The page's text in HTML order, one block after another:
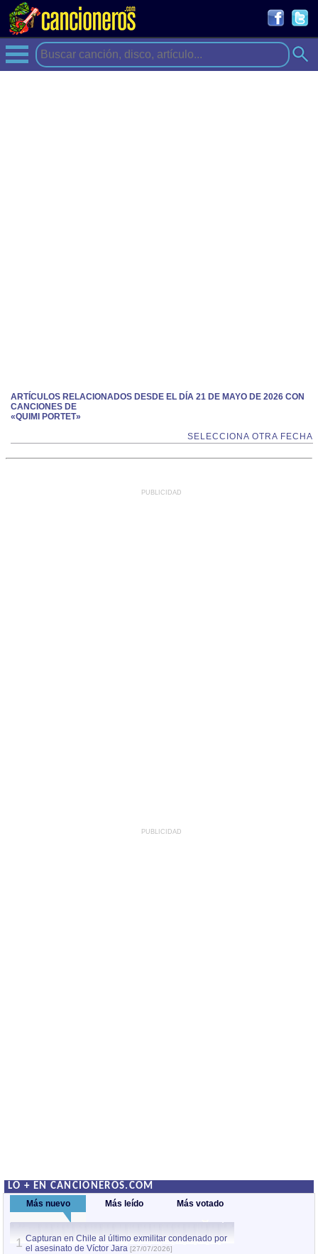
ARTÍCULOS RELACIONADOS DESDE EL DÍA 21 DE MAYO DE 2026 CON
CANCIONES DE
«QUIMI PORTET»
SELECCIONA OTRA FECHA
PUBLICIDAD
PUBLICIDAD
LO + EN CANCIONEROS.COM
Más nuevo Más leído Más votado
1 Capturan en Chile al último exmilitar condenado por
el asesinato de Víctor Jara [27/07/2026]